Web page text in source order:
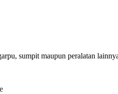
sumpit maupun peralatan